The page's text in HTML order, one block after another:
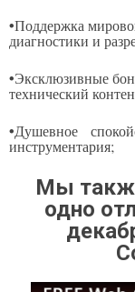
•Поддержка
диагностики и
•Эксклюзивные
технический
•Душевное
инструментария;
Мы
одно